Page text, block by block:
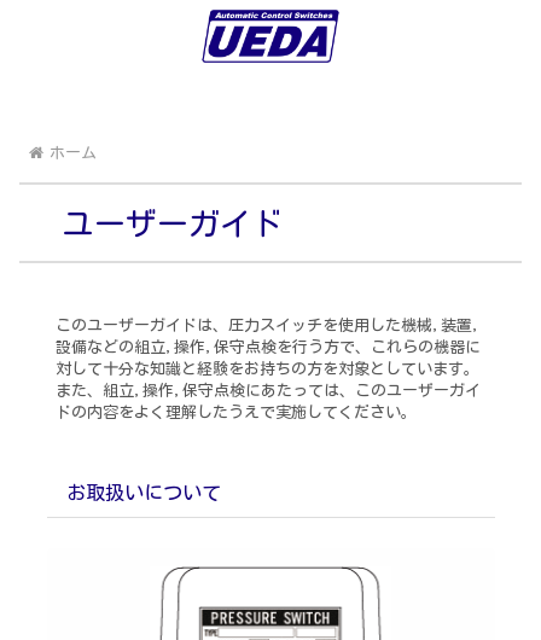
ホーム
ユーザーガイド
このユーザーガイドは、圧力スイッチを使用した機械,装置,
設備などの組立,操作,保守点検を行う方で、これらの機器に
対して十分な知識と経験をお持ちの方を対象としています。
また、組立,操作,保守点検にあたっては、このユーザーガイ
ドの内容をよく理解したうえで実施してください。
お取扱いについて